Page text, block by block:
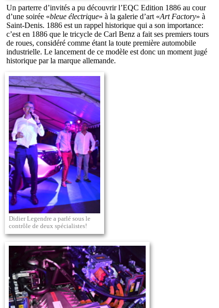
Un parterre d’invités a pu découvrir l’EQC Edition 1886 au cour
d’une soirée «bleue électrique» à la galerie d’art «Art Factory» à
Saint-Denis. 1886 est un rappel historique qui a son importance:
c’est en 1886 que le tricycle de Carl Benz a fait ses premiers tours
de roues, considéré comme étant la toute première automobile
industrielle. Le lancement de ce modèle est donc un moment jugé
historique par la marque allemande.
Didier Legendre a parlé sous le
contrôle de deux spécialistes!